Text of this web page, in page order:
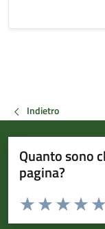
Indietro
Quanto sono
pagina?
Valuta da 1 a 5 stelle
Valuta 3
Valuta 2
Valuta 1 stelle su